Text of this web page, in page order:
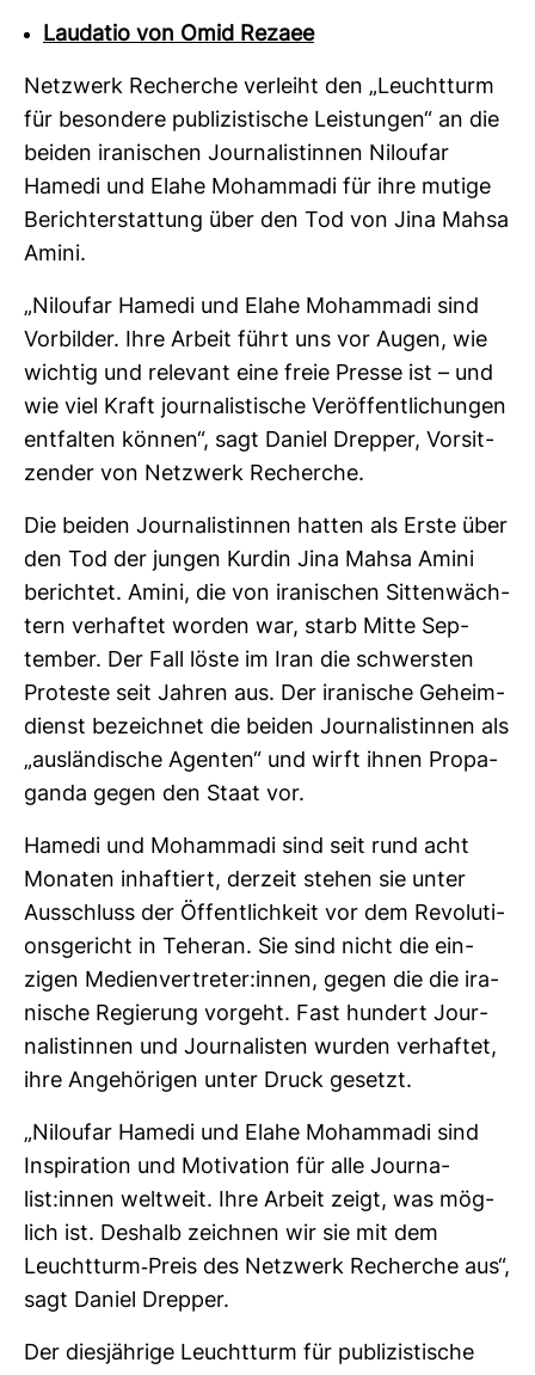
Laudatio von Omid Rezaee
Netz­werk Recherche ver­leiht den „Leucht­turm
für beson­dere publi­zis­ti­sche Leis­tungen“ an die
beiden ira­ni­schen Jour­na­lis­tinnen Niloufar
Hamedi und Elahe Moham­madi für ihre mutige
Bericht­erstat­tung über den Tod von Jina Mahsa
Amini.
„Niloufar Hamedi und Elahe Moham­madi sind
Vor­bilder. Ihre Arbeit führt uns vor Augen, wie
wichtig und rele­vant eine freie Presse ist – und
wie viel Kraft jour­na­lis­ti­sche Ver­öf­fent­li­chungen
ent­falten können“, sagt Daniel Drepper, Vor­sit­
zender von Netz­werk Recherche.
Die beiden Jour­na­lis­tinnen hatten als Erste über
den Tod der jungen Kurdin Jina Mahsa Amini
berichtet. Amini, die von ira­ni­schen Sit­ten­wäch­
tern ver­haftet worden war, starb Mitte Sep­
tember. Der Fall löste im Iran die schwersten
Pro­teste seit Jahren aus. Der ira­ni­sche Geheim­
dienst bezeichnet die beiden Jour­na­lis­tinnen als
„aus­län­di­sche Agenten“ und wirft ihnen Pro­pa­
ganda gegen den Staat vor.
Hamedi und Moham­madi sind seit rund acht
Monaten inhaf­tiert, der­zeit stehen sie unter
Aus­schluss der Öffent­lich­keit vor dem Revo­lu­ti­
ons­ge­richt in Teheran. Sie sind nicht die ein­
zigen Medi­en­ver­treter:innen, gegen die die ira­
ni­sche Regie­rung vor­geht. Fast hun­dert Jour­
na­lis­tinnen und Jour­na­listen wurden ver­haftet,
ihre Ange­hö­rigen unter Druck gesetzt.
„Niloufar Hamedi und Elahe Moham­madi sind
Inspi­ra­tion und Moti­va­tion für alle Jour­na­
list:innen welt­weit. Ihre Arbeit zeigt, was mög­
lich ist. Des­halb zeichnen wir sie mit dem
Leucht­turm-​Preis des Netz­werk Recherche aus“,
sagt Daniel Drepper.
Der dies­jäh­rige Leucht­turm für publi­zis­ti­sche